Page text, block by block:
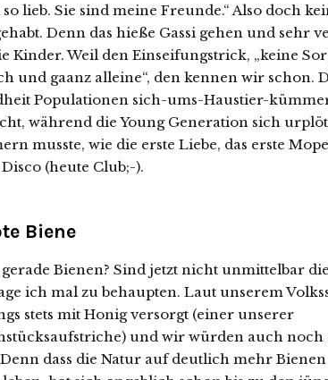
lieb. Sie sind meine Freunde.“ Also doch
Denn das hieße Gassi gehen und sehr
Kinder. Weil den Einseifungstrick, „keine
und gaanz alleine“, den kennen wir schon.
Populationen sich-ums-Haustier-
während die Young Generation sich
musste, wie die erste Liebe, das erste
Disco (heute Club;-).
Biene
Bienen? Sind jetzt nicht unmittelbar
ich mal zu behaupten. Laut unserem
stets mit Honig versorgt (einer unserer
und wir würden auch noch
dass die Natur auf deutlich mehr Bienen